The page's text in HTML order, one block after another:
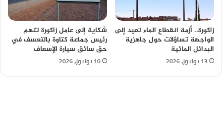
زاكورة.. أزمة انقطاع الماء تعيد إلى
الواجهة تساؤلات حول جاهزية
البدائل المائية
13 يوليوز، 2026
شكاية إلى عامل زاكورة تتهم
رئيس جماعة كتاوة بالتعسف في
حق سائق سيارة الإسعاف
10 يوليوز، 2026